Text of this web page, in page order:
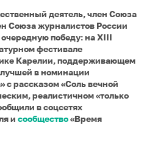
деятель, член Союза
Союза журналистов России
победу: на XIII
фестивале
Карелии, поддерживающем
в номинации
с рассказом «Соль вечной
реалистичном «только
в соцсетях
и сообщество«Время